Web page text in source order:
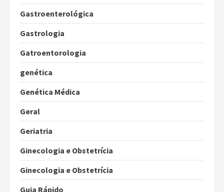
Gastroenterológica
Gastrologia
Gatroentorologia
genética
Genética Médica
Geral
Geriatria
Ginecologia e Obstetrícia
Ginecologia e Obstetrícia
Guia Rápido